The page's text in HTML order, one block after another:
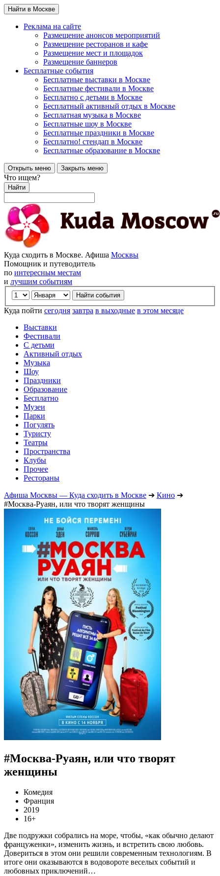
Найти в Москве
Реклама на сайте
Размещение анонсов мероприятий
Размещение ресторанов и кафе
Размещение мест и площадок
Размещение баннеров
Бесплатные события
Бесплатные выставки в Москве
Бесплатные фестивали в Москве
Бесплатно с детьми в Москве
Бесплатный активный отдых в Москве
Бесплатная музыка в Москве
Бесплатные шоу в Москве
Бесплатные праздники в Москве
Бесплатно! стендап в Москве
Бесплатные образование в Москве
Открыть меню Закрыть меню
Что ищем?
Найти
Куда сходить в Москве. Афиша Москвы
Помощник и путеводитель
по интересным местам
и лучшим событиям
Куда пойти сегодня завтра в выходные в этом месяце
Выставки
Фестивали
С детьми
Активный отдых
Музыка
Шоу
Праздники
Образование
Бесплатно
Музеи
Парки
Погулять
Туристу
Театры
Пространства
Клубы
Прочее
Рестораны
Афиша Москвы — Куда сходить в Москве ➔ Кино ➔
#Москва-Руаян, или что творят женщины
#Москва-Руаян, или что творят
женщины
Комедия
Франция
2019
16+
Две подружки собрались на море, чтобы, «как обычно делают
француженки», изменить жизнь, и встретить свою любовь.
Довериться в этом они решили современным технологиям. В
итоге они оказываются в водовороте веселых событий и
любовных приключений…